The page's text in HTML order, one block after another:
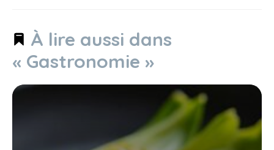
À lire aussi dans
« Gastronomie »